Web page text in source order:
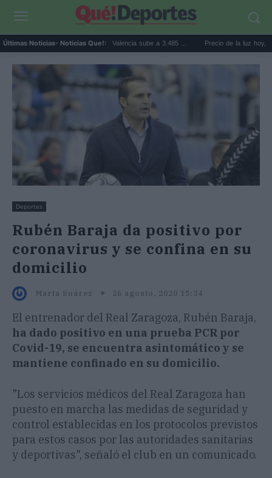
Últimas Noticias- Noticias Que!:
El precio de la vivienda en Valencia sube a 3.485 ... Precio de la luz hoy, jueves
Deportes
Rubén Baraja da positivo por
coronavirus y se confina en su
domicilio
Marta Suárez 26 agosto, 2020 15:34
El entrenador del Real Zaragoza, Rubén Baraja,
ha dado positivo en una prueba PCR por
Covid-19, se encuentra asintomático y se
mantiene confinado en su domicilio.
"Los servicios médicos del Real Zaragoza han
puesto en marcha las medidas de seguridad y
control establecidas en los protocolos previstos
para estos casos por las autoridades sanitarias
y deportivas", señaló el club en un comunicado.